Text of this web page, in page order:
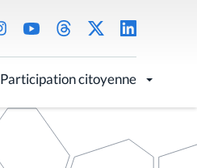
Participation citoyenne